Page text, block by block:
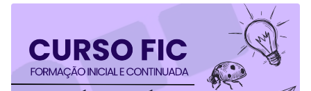
comunidade interna e externa. As inscrições são gratuitas e